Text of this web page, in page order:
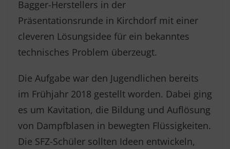
Bagger-Herstellers in der
Präsentationsrunde in Kirchdorf mit einer
cleveren Lösungsidee für ein bekanntes
technisches Problem überzeugt.
Die Aufgabe war den Jugendlichen bereits
im Frühjahr 2018 gestellt worden. Dabei ging
es um Kavitation, die Bildung und Auflösung
von Dampfblasen in bewegten Flüssigkeiten.
Die SFZ-Schüler sollten Ideen entwickeln,